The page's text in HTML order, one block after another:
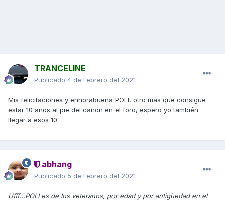
TRANCELINE
Publicado 4 de Febrero del 2021
Mis felicitaciones y enhorabuena POLI, otro mas que consigue
estar 10 años al pie del cañón en el foro, espero yo también
llegar a esos 10.
abhang
Publicado 5 de Febrero del 2021
Ufff...POLI es de los veteranos, por edad y por antigüedad en el